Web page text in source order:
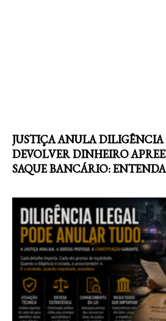
JUSTIÇA ANULA
DEVOLVER DINHEIRO
SAQUE BANCÁRIO: